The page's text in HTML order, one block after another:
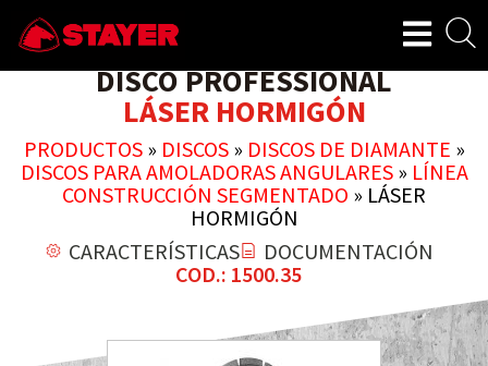
DISCO PROFESSIONAL
LÁSER HORMIGÓN
PRODUCTOS» DISCOS» DISCOS DE DIAMANTE »
DISCOS PARA AMOLADORAS ANGULARES» LÍNEA
CONSTRUCCIÓN SEGMENTADO » LÁSER
HORMIGÓN
CARACTERÍSTICAS
DOCUMENTACIÓN
COD.: 1500.35